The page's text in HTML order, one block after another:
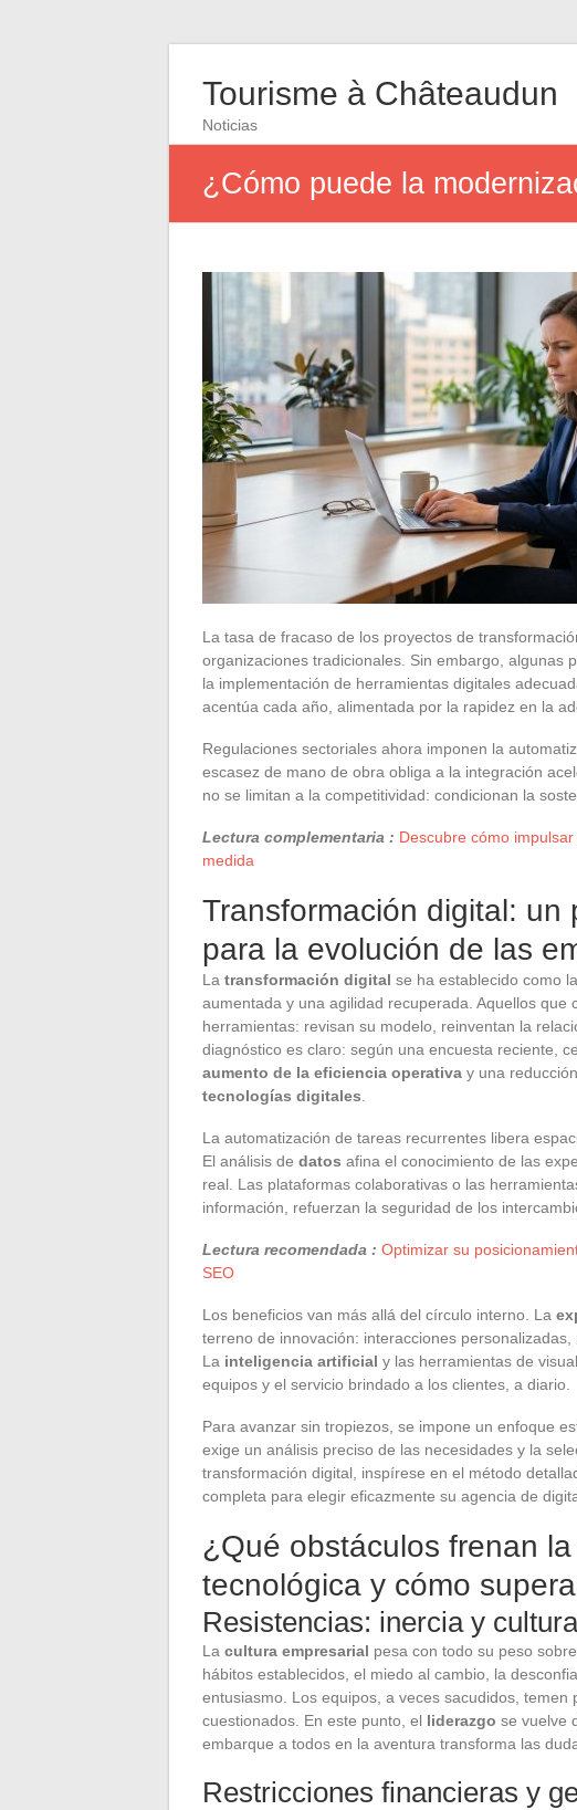
Tourisme à Châteaudun
Noticias
¿Cómo puede la
La tasa de fracaso de los proyectos de
organizaciones tradicionales. Sin embargo, algunas
la implementación de herramientas digitales
acentúa cada año, alimentada por la rapidez en la
Regulaciones sectoriales ahora imponen la
escasez de mano de obra obliga a la integración
no se limitan a la competitividad: condicionan la
Lectura complementaria : Descubre cómo
medida
Transformación digital: un
para la evolución de las
La transformación digital se ha establecido como
aumentada y una agilidad recuperada. Aquellos
herramientas: revisan su modelo, reinventan la
diagnóstico es claro: según una encuesta reciente,
aumento de la eficiencia operativa y una
tecnologías digitales
La automatización de tareas recurrentes libera
El análisis de datos afina el conocimiento de las
real. Las plataformas colaborativas o las
información, refuerzan la seguridad de los
Lectura recomendada : Optimizar su
SEO
Los beneficios van más allá del círculo interno. La
terreno de innovación: interacciones
La inteligencia artificial y las herramientas de
equipos y el servicio brindado a los clientes, a diario.
Para avanzar sin tropiezos, se impone un enfoque
exige un análisis preciso de las necesidades y la
transformación digital, inspírese en el método
completa para elegir eficazmente su agencia de
¿Qué obstáculos frenan
tecnológica y cómo
Resistencias: inercia y
La cultura empresarial pesa con todo su peso
hábitos establecidos, el miedo al cambio, la
entusiasmo. Los equipos, a veces sacudidos,
cuestionados. En este punto, el liderazgo se vuelve
embarque a todos en la aventura transforma las
Restricciones financieras y